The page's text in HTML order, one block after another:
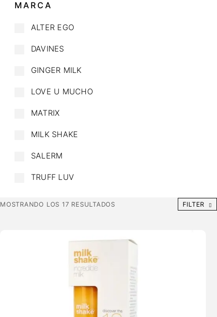
MARCA
ALTER EGO
DAVINES
GINGER MILK
LOVE U MUCHO
MATRIX
MILK SHAKE
SALERM
TRUFF LUV
MOSTRANDO LOS 17 RESULTADOS FILTER